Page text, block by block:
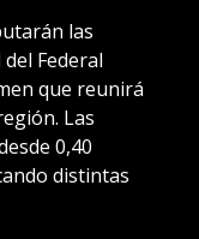
las
Federal
que reunirá
Las
0,40
distintas